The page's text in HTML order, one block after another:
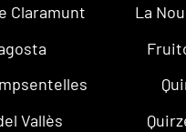
Claramunt
La
Vallès